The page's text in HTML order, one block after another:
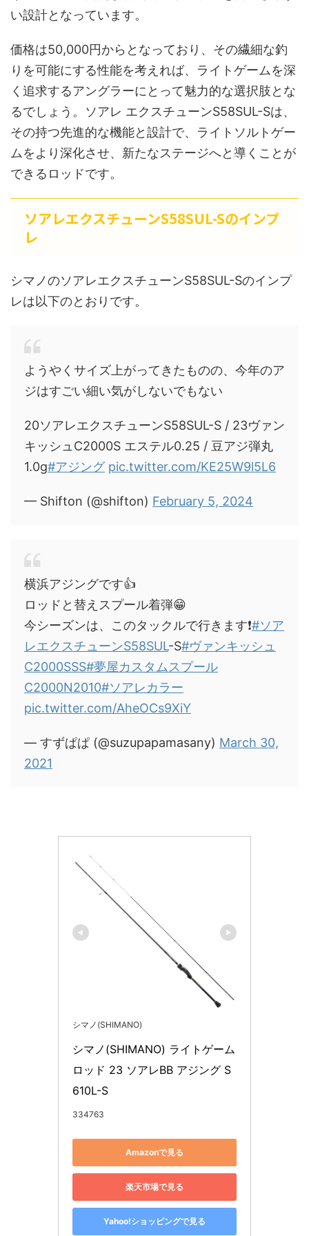
い設計となっています。
価格は50,000円からとなっており、その繊細な釣
りを可能にする性能を考えれば、ライトゲームを深
く追求するアングラーにとって魅力的な選択肢とな
るでしょう。ソアレ エクスチューンS58SUL-Sは、
その持つ先進的な機能と設計で、ライトソルトゲー
ムをより深化させ、新たなステージへと導くことが
できるロッドです。
ソアレエクスチューンS58SUL-Sのインプ
レ
シマノのソアレエクスチューンS58SUL-Sのインプ
レは以下のとおりです。
ようやくサイズ上がってきたものの、今年のア
ジはすごい細い気がしないでもない
20ソアレエクスチューンS58SUL-S / 23ヴァン
キッシュC2000S エステル0.25 / 豆アジ弾丸
1.0g#アジング pic.twitter.com/KE25W9l5L6
— Shifton (@shifton) February 5, 2024
横浜アジングです👍️
ロッドと替えスプール着弾😁
今シーズンは、このタックルで行きます❗️#ソア
レエクスチューンS58SUL-S#ヴァンキッシュ
C2000SSS#夢屋カスタムスプール
C2000N2010#ソアレカラー
pic.twitter.com/AheOCs9XiY
— すずぱぱ (@suzupapamasany) March 30,
2021
シマノ(SHIMANO)
シマノ(SHIMANO) ライトゲーム
ロッド 23 ソアレBB アジング S
610L-S
334763
Amazonで見る
楽天市場で見る
Yahoo!ショッピングで見る